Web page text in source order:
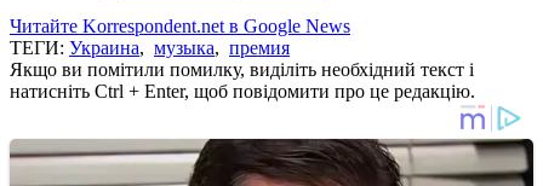
Читайте Korrespondent.net в Google News
ТЕГИ: Украина, музыка, премия
Якщо ви помітили помилку, виділіть необхідний текст і
натисніть Ctrl + Enter, щоб повідомити про це редакцію.